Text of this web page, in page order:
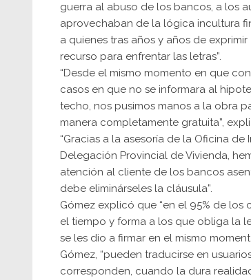
guerra al abuso de los bancos, a los
aprovechaban de la lógica incultura
a quienes tras años y años de
recurso para enfrentar las letras”.
“Desde el mismo momento en que
casos en que no se informara al
techo, nos pusimos manos a la obra
manera completamente gratuita”,
“Gracias a la asesoría de la Oficina
Delegación Provincial de Vivienda,
atención al cliente de los bancos
debe eliminárseles la cláusula”.
Gómez explicó que “en el 95% de
el tiempo y forma a los que obliga la
se les dio a firmar en el mismo
Gómez, “pueden traducirse en
corresponden, cuando la dura